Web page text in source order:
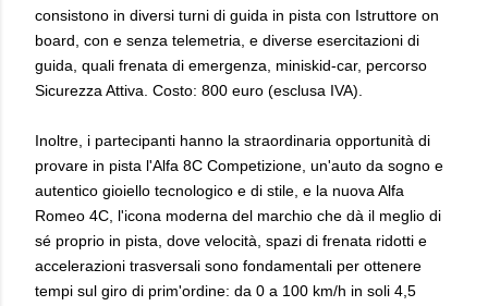
consistono in diversi turni di guida in pista con Istruttore on
board, con e senza telemetria, e diverse esercitazioni di
guida, quali frenata di emergenza, miniskid-car, percorso
Sicurezza Attiva. Costo: 800 euro (esclusa IVA).
Inoltre, i partecipanti hanno la straordinaria opportunità di
provare in pista l'Alfa 8C Competizione, un'auto da sogno e
autentico gioiello tecnologico e di stile, e la nuova Alfa
Romeo 4C, l'icona moderna del marchio che dà il meglio di
sé proprio in pista, dove velocità, spazi di frenata ridotti e
accelerazioni trasversali sono fondamentali per ottenere
tempi sul giro di prim'ordine: da 0 a 100 km/h in soli 4,5